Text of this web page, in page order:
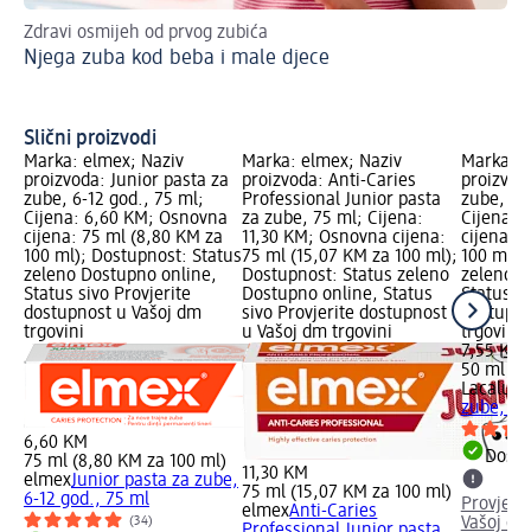
Zdravi osmijeh od prvog zubića
Njega zuba kod beba i male djece
Slični proizvodi
Marka: elmex; Naziv
proizvoda: Junior pasta za
zube, 6-12 god., 75 ml;
Cijena: 6,60 KM; Osnovna
cijena: 75 ml (8,80 KM za
100 ml); Dostupnost: Status
zeleno Dostupno online,
Status sivo Provjerite
dostupnost u Vašoj dm
trgovini
6,60 KM
75 ml (8,80 KM za 100 ml)
elmexJunior pasta za zube,
6-12 god., 75 ml
(34)
Marka: elmex; Naziv
proizvoda: Anti-Caries
Professional Junior pasta
za zube, 75 ml; Cijena:
11,30 KM; Osnovna cijena:
75 ml (15,07 KM za 100 ml);
Dostupnost: Status zeleno
Dostupno online, Status
sivo Provjerite dostupnost
u Vašoj dm trgovini
11,30 KM
75 ml (15,07 KM za 100 ml)
elmexAnti-Caries
Marka:
zube,
Cijena:
cijena:
100 ml);
zeleno
Status
trgovini
7,55 KM
50 ml
Lacalut
zube,
Vašoj